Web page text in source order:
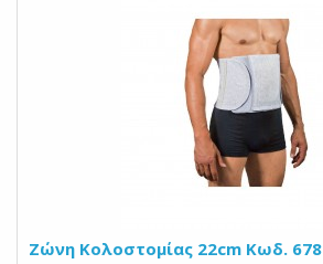
Ζώνη Κολοστομίας 22cm Κωδ. 678